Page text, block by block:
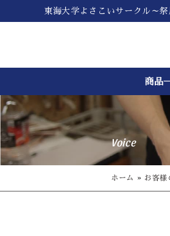
東海大学よさこいサークル～
商品
Voice
ホーム » お客様